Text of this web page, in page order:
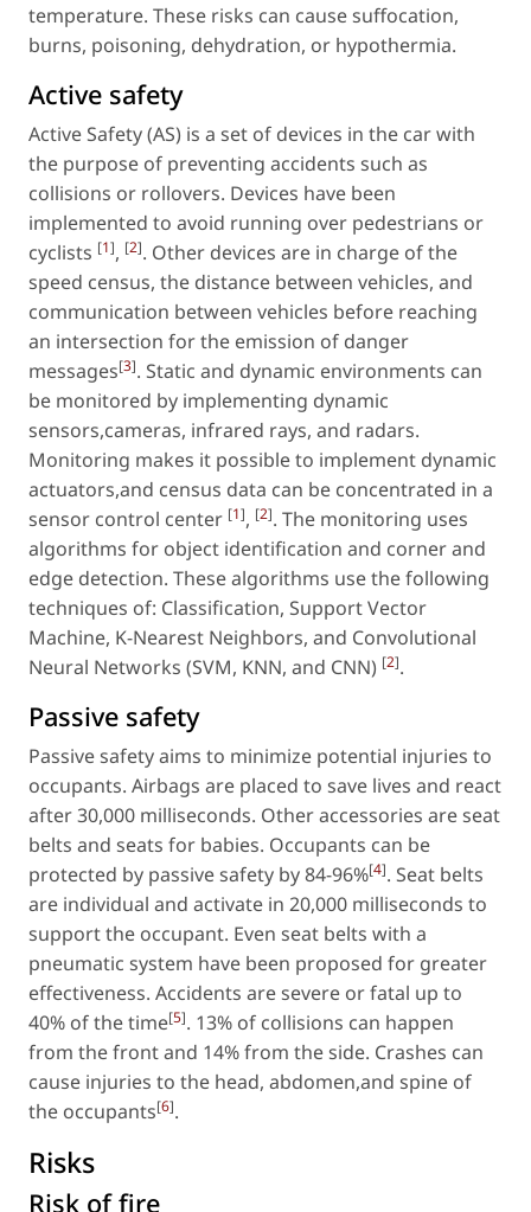
temperature. These risks can cause suffocation,
burns, poisoning, dehydration, or hypothermia.
Active safety
Active Safety (AS) is a set of devices in the car with
the purpose of preventing accidents such as
collisions or rollovers. Devices have been
implemented to avoid running over pedestrians or
cyclists [1], [2]. Other devices are in charge of the
speed census, the distance between vehicles, and
communication between vehicles before reaching
an intersection for the emission of danger
messages[3]. Static and dynamic environments can
be monitored by implementing dynamic
sensors,cameras, infrared rays, and radars.
Monitoring makes it possible to implement dynamic
actuators,and census data can be concentrated in a
sensor control center [1], [2]. The monitoring uses
algorithms for object identification and corner and
edge detection. These algorithms use the following
techniques of: Classification, Support Vector
Machine, K-Nearest Neighbors, and Convolutional
Neural Networks (SVM, KNN, and CNN) [2].
Passive safety
Passive safety aims to minimize potential injuries to
occupants. Airbags are placed to save lives and react
after 30,000 milliseconds. Other accessories are seat
belts and seats for babies. Occupants can be
protected by passive safety by 84-96%[4]. Seat belts
are individual and activate in 20,000 milliseconds to
support the occupant. Even seat belts with a
pneumatic system have been proposed for greater
effectiveness. Accidents are severe or fatal up to
40% of the time[5]. 13% of collisions can happen
from the front and 14% from the side. Crashes can
cause injuries to the head, abdomen,and spine of
the occupants[6].
Risks
Risk of fire